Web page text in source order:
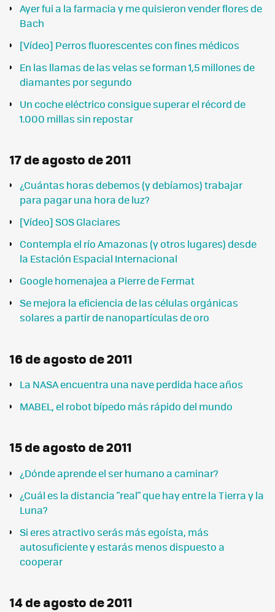
Ayer fui a la farmacia y me quisieron vender flores de
Bach
[Vídeo] Perros fluorescentes con fines médicos
En las llamas de las velas se forman 1,5 millones de
diamantes por segundo
Un coche eléctrico consigue superar el récord de
1.000 millas sin repostar
17 de agosto de 2011
¿Cuántas horas debemos (y debíamos) trabajar
para pagar una hora de luz?
[Vídeo] SOS Glaciares
Contempla el río Amazonas (y otros lugares) desde
la Estación Espacial Internacional
Google homenajea a Pierre de Fermat
Se mejora la eficiencia de las células orgánicas
solares a partir de nanopartículas de oro
16 de agosto de 2011
La NASA encuentra una nave perdida hace años
MABEL, el robot bípedo más rápido del mundo
15 de agosto de 2011
¿Dónde aprende el ser humano a caminar?
¿Cuál es la distancia "real" que hay entre la Tierra y la
Luna?
Si eres atractivo serás más egoísta, más
autosuficiente y estarás menos dispuesto a
cooperar
14 de agosto de 2011